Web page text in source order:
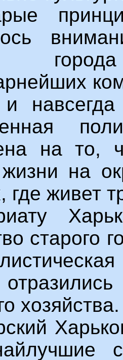
на то,
на
где живет
старого
хозяйства.